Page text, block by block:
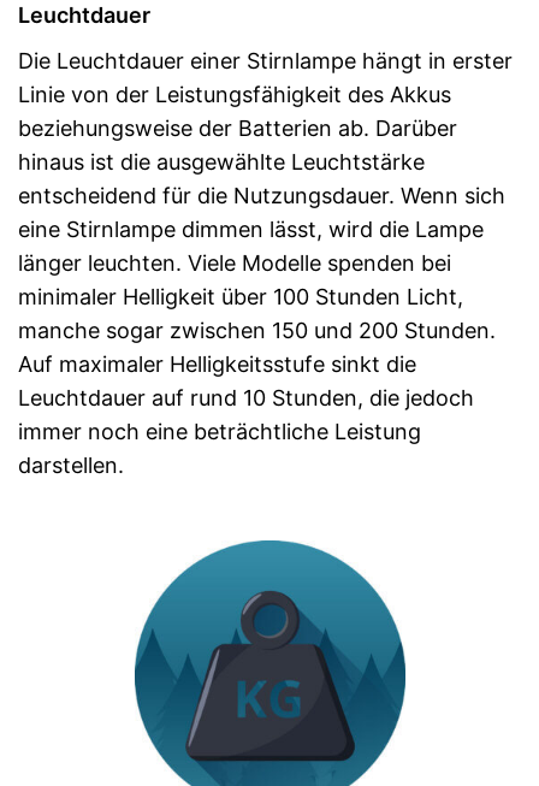
Leuchtdauer
Die Leuchtdauer einer Stirnlampe hängt in erster
Linie von der Leistungsfähigkeit des Akkus
beziehungsweise der Batterien ab. Darüber
hinaus ist die ausgewählte Leuchtstärke
entscheidend für die Nutzungsdauer. Wenn sich
eine Stirnlampe dimmen lässt, wird die Lampe
länger leuchten. Viele Modelle spenden bei
minimaler Helligkeit über 100 Stunden Licht,
manche sogar zwischen 150 und 200 Stunden.
Auf maximaler Helligkeitsstufe sinkt die
Leuchtdauer auf rund 10 Stunden, die jedoch
immer noch eine beträchtliche Leistung
darstellen.